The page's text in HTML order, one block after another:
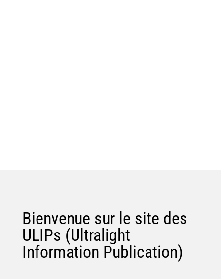
Bienvenue sur le site des
ULIPs (Ultralight
Information Publication)